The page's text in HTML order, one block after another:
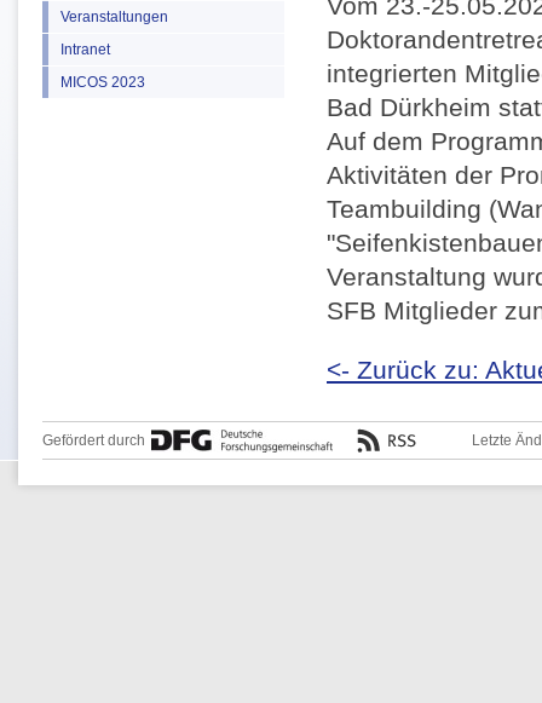
Veranstaltungen
Intranet
MICOS 2023
Vom 23.-
integrierten
Bad Dürkheim
Auf dem
Aktivitäten der
Teambuilding
Veranstaltung
SFB Mitglieder
<- Zurück zu:
Gefördert durch Letzte